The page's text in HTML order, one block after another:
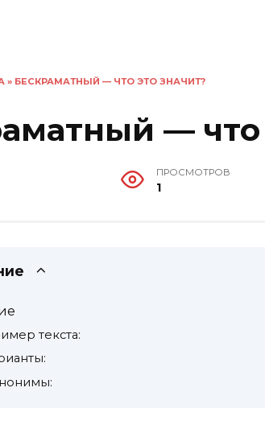
» БЕСКРАМАТНЫЙ — ЧТО ЭТО ЗНАЧИТ?
— что
ПРОСМОТРОВ
1
текста: